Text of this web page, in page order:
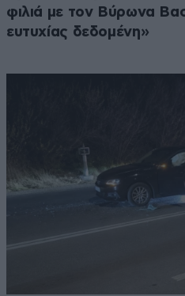
φιλιά με τον Βύρωνα
ευτυχίας δεδομένη»